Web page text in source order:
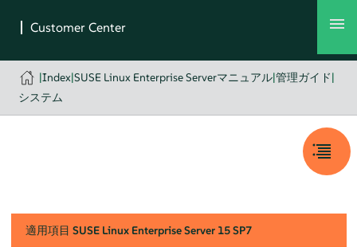
|Index|SUSE Linux Enterprise Serverマニュアル|管理ガイド|
システム
適用項目 SUSE Linux Enterprise Server 15 SP7